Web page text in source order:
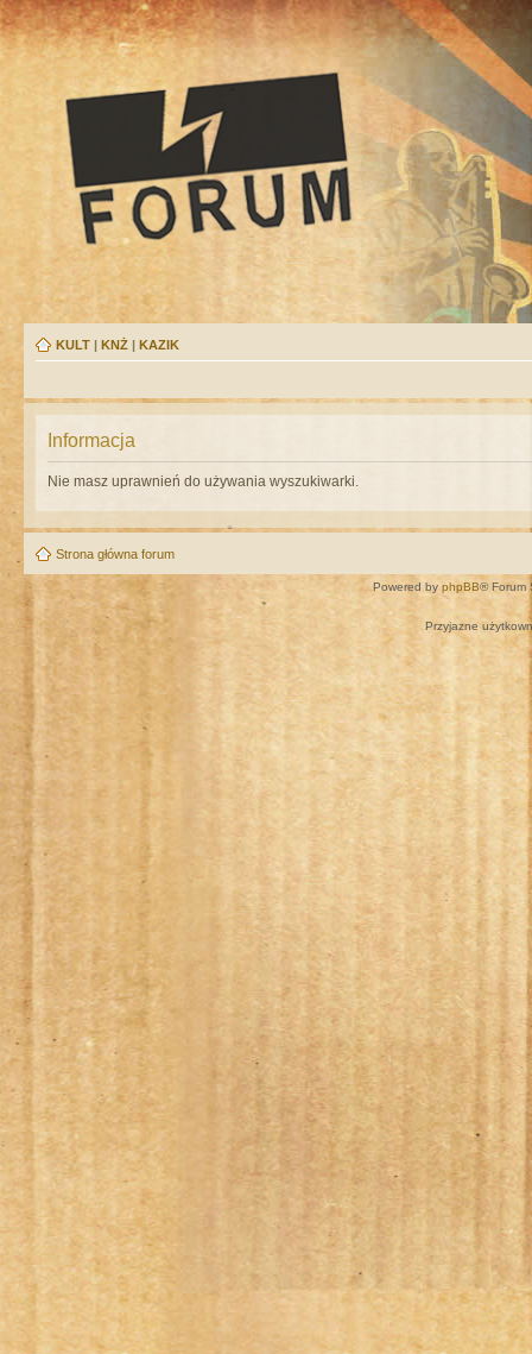
KULT | KNŻ | KAZIK
Informacja
Nie masz uprawnień do używania wyszukiwarki.
Strona główna forum
Powered by phpBB® Forum
Przyjazne